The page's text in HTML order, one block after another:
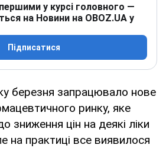
у курсі головного —
на Новини на OBOZ.UA у
Підписатися
березня запрацювало нове
ринку, яке
зниження цін на деякі ліки
на практиці все виявилося